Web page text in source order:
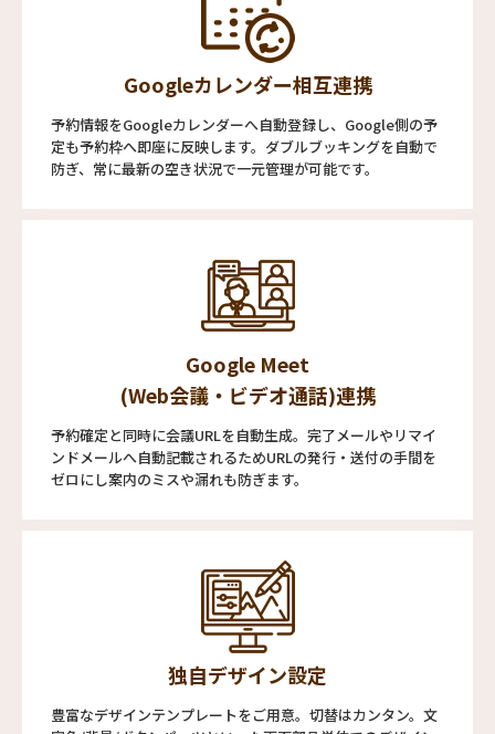
Googleカレンダー相互連携
予約情報をGoogleカレンダーへ自動登録し、Google側の予
定も予約枠へ即座に反映します。ダブルブッキングを自動で
防ぎ、常に最新の空き状況で一元管理が可能です。
Google Meet
(Web会議・ビデオ通話)連携
予約確定と同時に会議URLを自動生成。完了メールやリマイ
ンドメールへ自動記載されるためURLの発行・送付の手間を
ゼロにし案内のミスや漏れも防ぎます。
独自デザイン設定
豊富なデザインテンプレートをご用意。切替はカンタン。文